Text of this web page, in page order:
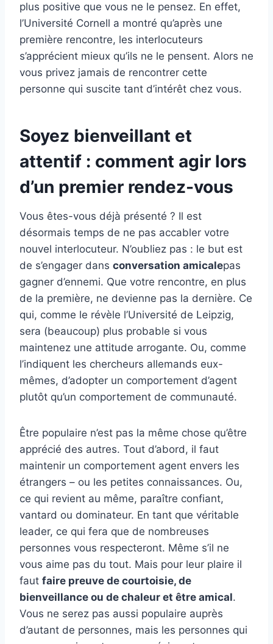
plus positive que vous ne le pensez. En effet,
l’Université Cornell a montré qu’après une
première rencontre, les interlocuteurs
s’apprécient mieux qu’ils ne le pensent. Alors ne
vous privez jamais de rencontrer cette
personne qui suscite tant d’intérêt chez vous.
Soyez bienveillant et
attentif : comment agir lors
d’un premier rendez-vous
Vous êtes-vous déjà présenté ? Il est
désormais temps de ne pas accabler votre
nouvel interlocuteur. N’oubliez pas : le but est
de s’engager dans conversation amicalepas
gagner d’ennemi. Que votre rencontre, en plus
de la première, ne devienne pas la dernière. Ce
qui, comme le révèle l’Université de Leipzig,
sera (beaucoup) plus probable si vous
maintenez une attitude arrogante. Ou, comme
l’indiquent les chercheurs allemands eux-
mêmes, d’adopter un comportement d’agent
plutôt qu’un comportement de communauté.
Être populaire n’est pas la même chose qu’être
apprécié des autres. Tout d’abord, il faut
maintenir un comportement agent envers les
étrangers – ou les petites connaissances. Ou,
ce qui revient au même, paraître confiant,
vantard ou dominateur. En tant que véritable
leader, ce qui fera que de nombreuses
personnes vous respecteront. Même s’il ne
vous aime pas du tout. Mais pour leur plaire il
faut faire preuve de courtoisie, de
bienveillance ou de chaleur et être amical.
Vous ne serez pas aussi populaire auprès
d’autant de personnes, mais les personnes qui